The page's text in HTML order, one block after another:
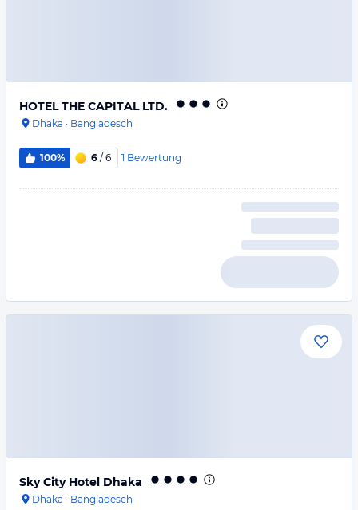
HOTEL THE CAPITAL LTD.
Dhaka · Bangladesch
100% 6 / 6 1 Bewertung
Sky City Hotel Dhaka
Dhaka · Bangladesch